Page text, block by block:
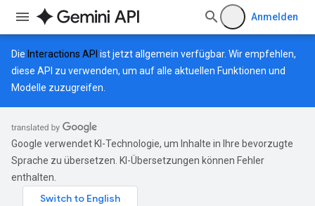
Anmelden
Die Interactions API ist jetzt allgemein verfügbar. Wir empfehlen,
diese API zu verwenden, um auf alle aktuellen Funktionen und
Modelle zuzugreifen.
Google verwendet KI-Technologie, um Inhalte in Ihre bevorzugte
Sprache zu übersetzen. KI-Übersetzungen können Fehler
enthalten.